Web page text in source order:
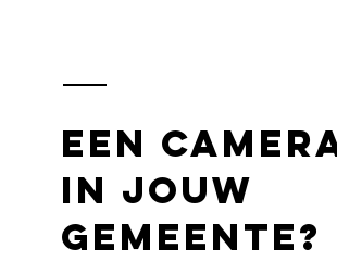
EEn
in jouw
gemeente?